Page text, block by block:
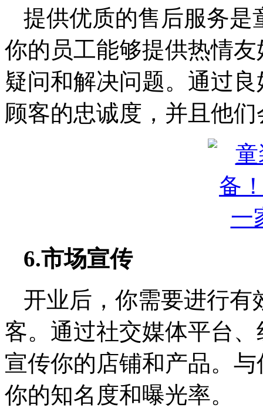
提供优质的售后服务是
你的员工能够提供热情
疑问和解决问题。通过
顾客的忠诚度，并且他
6.市场宣传
开业后，你需要进行有
客。通过社交媒体平台
宣传你的店铺和产品。
你的知名度和曝光率。